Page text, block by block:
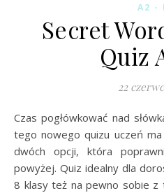
A2 -
Secret
Quiz
22
Czas pogłówkować nad słówkami! Przy każdym slajdzie z
tego nowego quizu uczeń
dwóch opcji, która
powyżej. Quiz idealny dla
8 klasy też na pewno sobie z